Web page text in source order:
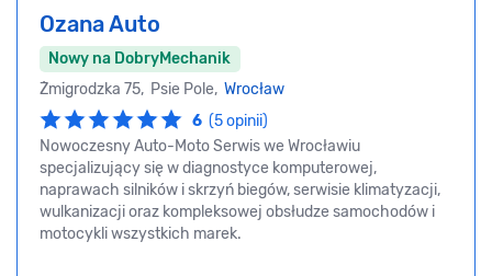
Ozana Auto
Nowy na DobryMechanik
Żmigrodzka 75, Psie Pole, Wrocław
6 (5 opinii)
Nowoczesny Auto-Moto Serwis we Wrocławiu
specjalizujący się w diagnostyce komputerowej,
naprawach silników i skrzyń biegów, serwisie klimatyzacji,
wulkanizacji oraz kompleksowej obsłudze samochodów i
motocykli wszystkich marek.